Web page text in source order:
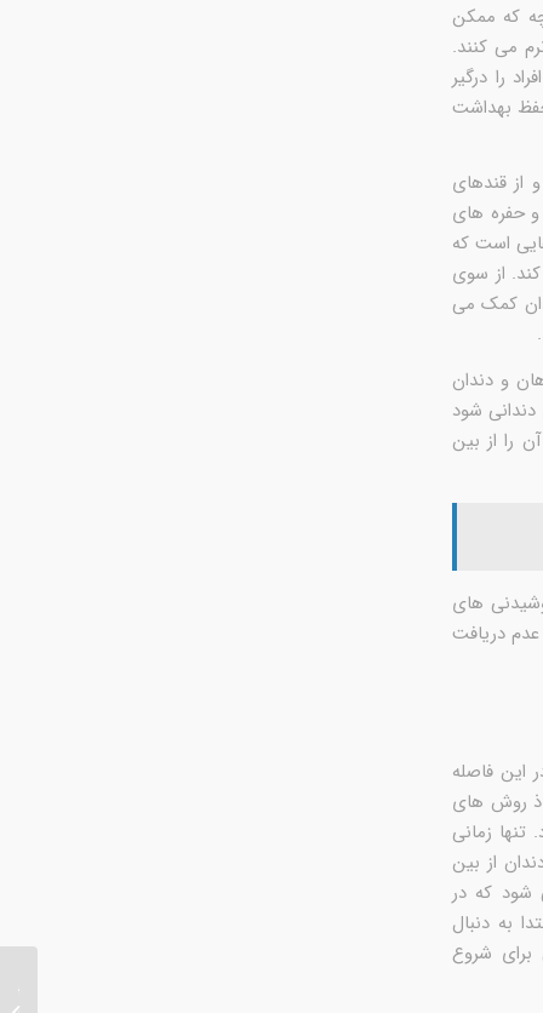
که ممکن
می کنند.
را درگیر
بهداشت
از قندهای
حفره های
است که
از سوی
کمک می
و دندان
شود
را از بین
های
دریافت
این فاصله
روش های
زمانی
از بین
شود که در
به دنبال
برای شروع